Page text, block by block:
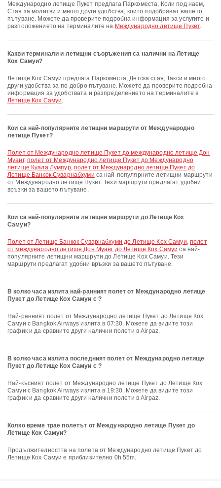
Международно летище Пукет предлага Паркоместа, Коли под наем,
Стая за молитви и много други удобства, които подобряват вашето
пътуване. Можете да проверите подробна информация за услугите и
разположението на терминалите на Международно летище Пукет.
Какви терминали и летищни съоръжения са налични на Летище
Кох Самуи?
Летище Кох Самуи предлага Паркоместа, Детска стая, Такси и много
други удобства за по-добро пътуване. Можете да проверите подробна
информация за удобствата и разпределението на терминалите в
Летище Кох Самуи.
Кои са най-популярните летищни маршрути от Международно
летище Пукет?
полет от Международно летище Пукет до международно летище Дон
Муанг, полет от Международно летище Пукет до Международно
летище Куала Лумпур, полет от Международно летище Пукет до
Летище Банкок Суварнабхуми са най-популярните летищни маршрути
от Международно летище Пукет. Тези маршрути предлагат удобни
връзки за вашето пътуване.
Кои са най-популярните летищни маршрути до Летище Кох
Самуи?
полет от Летище Банкок Суварнабхуми до Летище Кох Самуи, полет
от международно летище Дон Муанг до Летище Кох Самуи са най-
популярните летищни маршрути до Летище Кох Самуи. Тези
маршрути предлагат удобни връзки за вашето пътуване.
В колко часа излита най-ранният полет от Международно летище
Пукет до Летище Кох Самуи с ?
Най-ранният полет от Международно летище Пукет до Летище Кох
Самуи с Bangkok Airways излита в 07:30. Можете да видите този
график и да сравните други налични полети в Airpaz.
В колко часа излита последният полет от Международно летище
Пукет до Летище Кох Самуи с ?
Най-късният полет от Международно летище Пукет до Летище Кох
Самуи с Bangkok Airways излита в 19:30. Можете да видите този
график и да сравните други налични полети в Airpaz.
Колко време трае полетът от Международно летище Пукет до
Летище Кох Самуи?
Продължителността на полета от Международно летище Пукет до
Летище Кох Самуи е приблизително 0h 55m.